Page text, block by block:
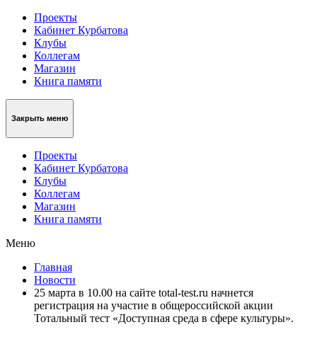
Проекты
Кабинет Курбатова
Клубы
Коллегам
Магазин
Книга памяти
Закрыть меню
Проекты
Кабинет Курбатова
Клубы
Коллегам
Магазин
Книга памяти
Меню
Главная
Новости
25 марта в 10.00 на сайте total-test.ru начнется
регистрация на участие в общероссийской акции
Тотальный тест «Доступная среда в сфере культуры».